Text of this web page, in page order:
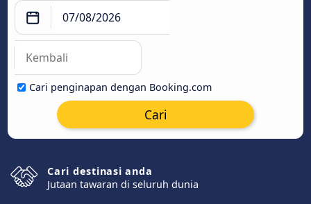
Cari penginapan dengan Booking.com
Cari
Cari destinasi anda
Jutaan tawaran di seluruh dunia